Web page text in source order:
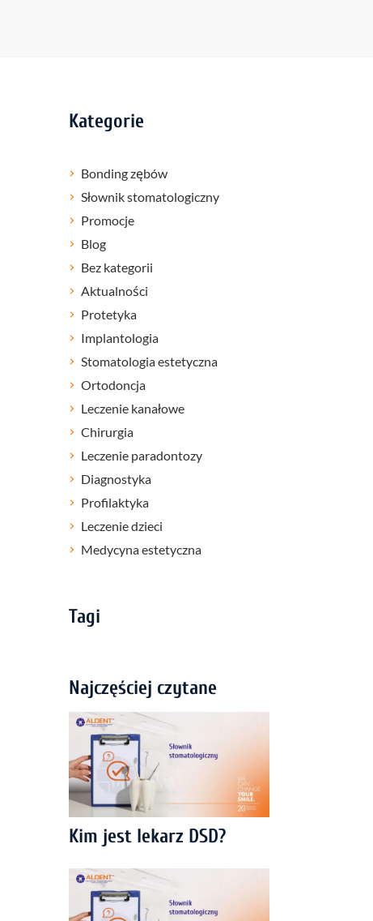
Kategorie
Bonding zębów
Słownik stomatologiczny
Promocje
Blog
Bez kategorii
Aktualności
Protetyka
Implantologia
Stomatologia estetyczna
Ortodoncja
Leczenie kanałowe
Chirurgia
Leczenie paradontozy
Diagnostyka
Profilaktyka
Leczenie dzieci
Medycyna estetyczna
Tagi
Najczęściej czytane
Kim jest lekarz DSD?